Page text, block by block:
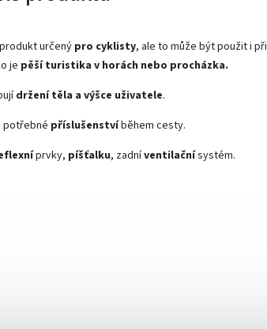
určený pro cyklisty, ale to může být použit i při
je pěší turistika v horách nebo procházka.
držení těla a výšce uživatele.
potřebné příslušenstvíběhem cesty.
prvky, píšťalku, zadníventilačnísystém.